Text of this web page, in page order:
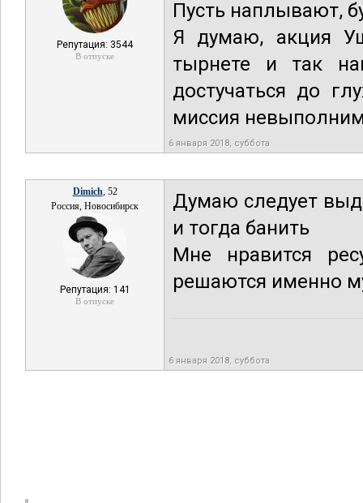
Репутация: 3544
В отпуске
Пусть наплывают,
Я думаю, акция
тырнете и так
достучаться до
миссия
6 января 2018, суббота
Dimich, 52
Россия, Новосибирск
Репутация: 141
В отпуске
Думаю следует
и тогда банить
Мне нравится
решаются именно
6 января 2018, суббота